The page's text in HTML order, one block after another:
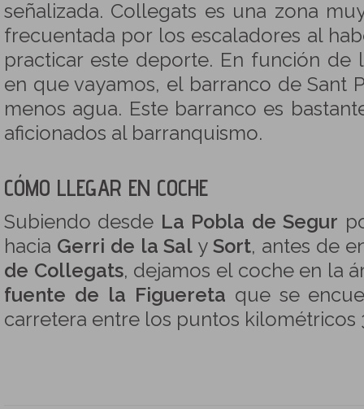
señalizada. Collegats es una zona
frecuentada por los escaladores al
practicar este deporte. En función de
en que vayamos, el barranco de Sant
menos agua. Este barranco es
aficionados al barranquismo.
CÓMO LLEGAR EN COCHE
Subiendo desde La Pobla de Segur
hacia Gerri de la Sal ySort, antes de
de Collegats, dejamos el coche en la
fuente de la Figuereta que se
carretera entre los puntos kilométricos